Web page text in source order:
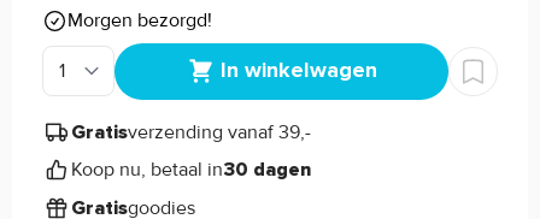
Morgen bezorgd!
In winkelwagen
Gratisverzending vanaf 39,-
Koop nu, betaal in30 dagen
Gratisgoodies